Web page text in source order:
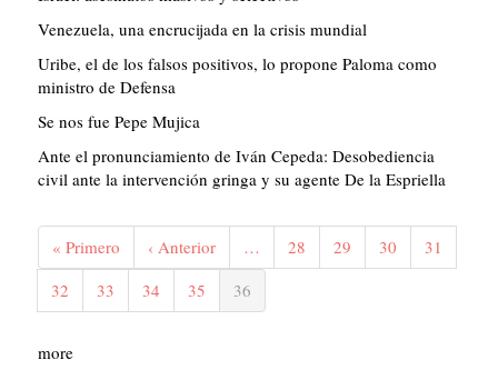
Venezuela, una encrucijada en la crisis mundial
Uribe, el de los falsos positivos, lo propone Paloma como
ministro de Defensa
Se nos fue Pepe Mujica
Ante el pronunciamiento de Iván Cepeda: Desobediencia
civil ante la intervención gringa y su agente De la Espriella
Paginación
Primera
página
« Primero
Página
anterior
‹ Anterior … Página
28 Página
29 Página
30 Página
31
Página
32 Página
33 Página
34 Página
35
Página
actual
36
more